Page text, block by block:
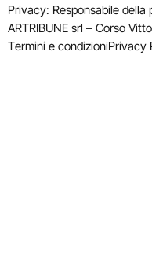
Privacy: Responsabile
ARTRIBUNE srl – Corso
Termini e condizioniPrivacy